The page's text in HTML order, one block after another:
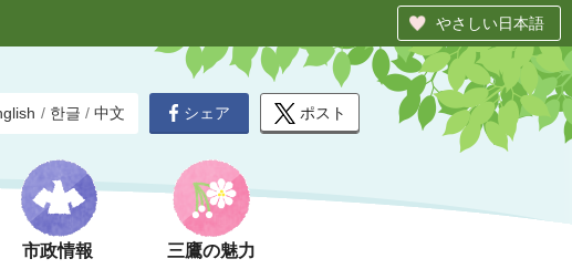
やさしい日本語
/ 한글 / 中文
市政情報 三鷹の魅力
シェア ポスト